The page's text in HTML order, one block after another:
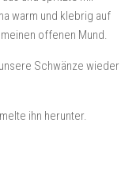
warm und klebrig auf
offenen Mund.
Schwänze wieder
ihn herunter.